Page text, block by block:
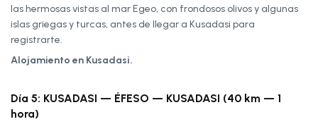
las hermosas vistas al mar Egeo, con frondosos olivos y algunas
islas griegas y turcas, antes de llegar a Kusadasi para
registrarte.
Alojamiento en Kusadasi.
Día 5: KUSADASI — ÉFESO — KUSADASI (40 km — 1
hora)